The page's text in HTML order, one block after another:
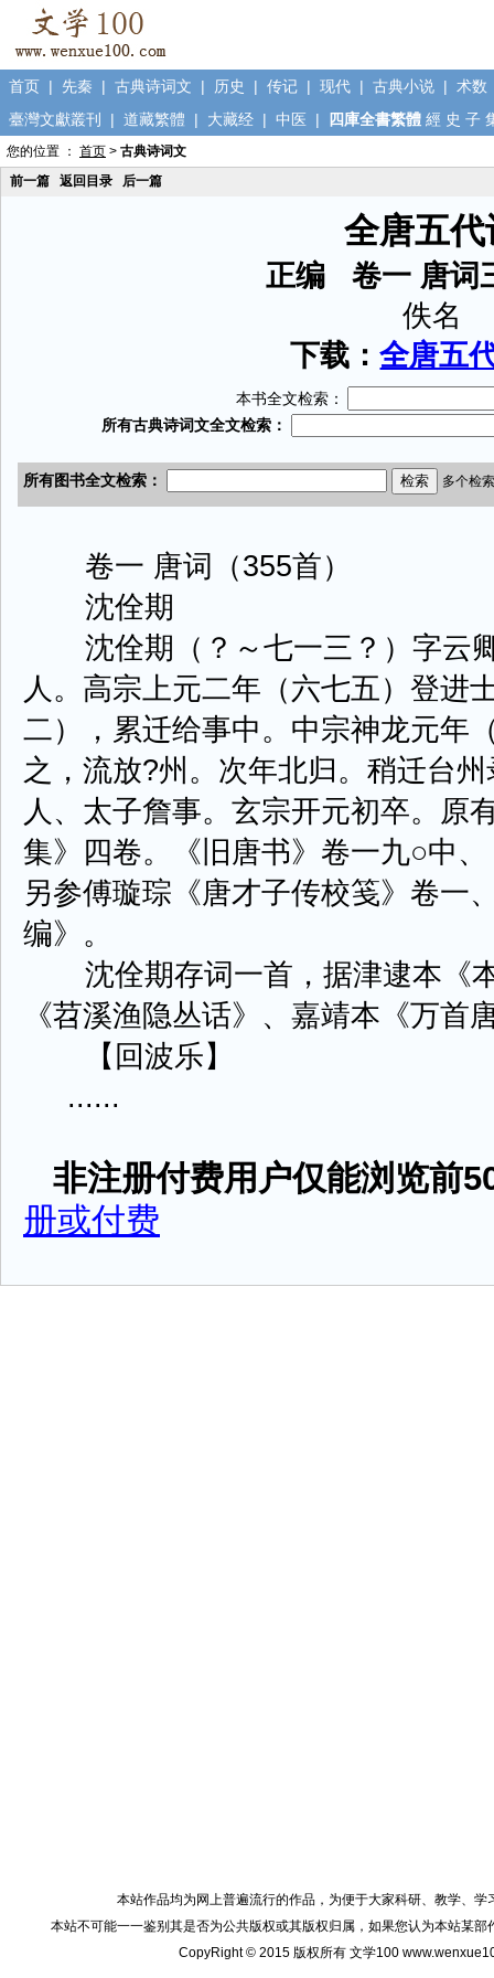
首页 | 先秦 | 古典诗词文 | 历史 | 传记 | 现代 | 古典小说 | 术数
臺灣文獻叢刊
| 道藏繁體 | 大藏经 | 中医 | 四庫全書繁體 經 史 子
您的位置 ： 首页 > 古典诗词文
前一篇
返回目录 后一篇
全唐五代
正编 卷一 唐词
佚名
下载：全唐五
本书全文检索：
卷一 唐词（355首）
沈佺期
沈佺期（？～七一三？）字云
人。高宗上元二年（六七五）登进
二），累迁给事中。中宗神龙元年
之，流放?州。次年北归。稍迁台
人、太子詹事。玄宗开元初卒。原
集》四卷。《旧唐书》卷一九○中
另参傅璇琮《唐才子传校笺》卷一
编》。
沈佺期存词一首，据津逮本《
《苕溪渔隐丛话》、嘉靖本《万首
【回波乐】
......
非注册付费用户仅能浏览前
册或付费
本站作品均为网上普遍流行的作品，为便于大家科研、教学、
本站不可能一一鉴别其是否为公共版权或其版权归属，如果您认为本站某
CopyRight © 2015 版权所有 文学100